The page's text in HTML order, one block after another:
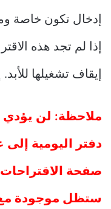
إدخال تكون خاصة
إيقاف تشغيلها
ملاحظة: لن يؤدي
دفتر اليومية
صفحة
ستظل موجودة مع